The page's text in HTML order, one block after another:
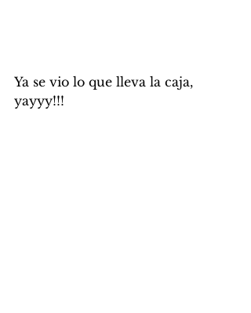
Ya se vio lo que lleva la caja,
yayyy!!!